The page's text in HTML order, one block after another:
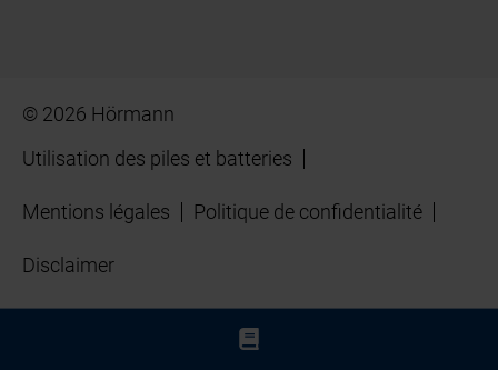
© 2026 Hörmann
Utilisation des piles et batteries
Mentions légales Politique de confidentialité
Disclaimer